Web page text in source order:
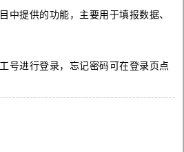
中提供的功能，主要用于填报数据、
号进行登录，忘记密码可在登录页点